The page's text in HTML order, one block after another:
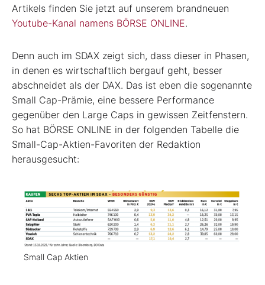
Artikels finden Sie jetzt auf unserem brandneuen
Youtube-Kanal namens BÖRSE ONLINE.
Denn auch im SDAX zeigt sich, dass dieser in Phasen,
in denen es wirtschaftlich bergauf geht, besser
abschneidet als der DAX. Das ist eben die sogenannte
Small Cap-Prämie, eine bessere Performance
gegenüber den Large Caps in gewissen Zeitfenstern.
So hat BÖRSE ONLINE in der folgenden Tabelle die
Small-Cap-Aktien-Favoriten der Redaktion
herausgesucht:
Small Cap Aktien